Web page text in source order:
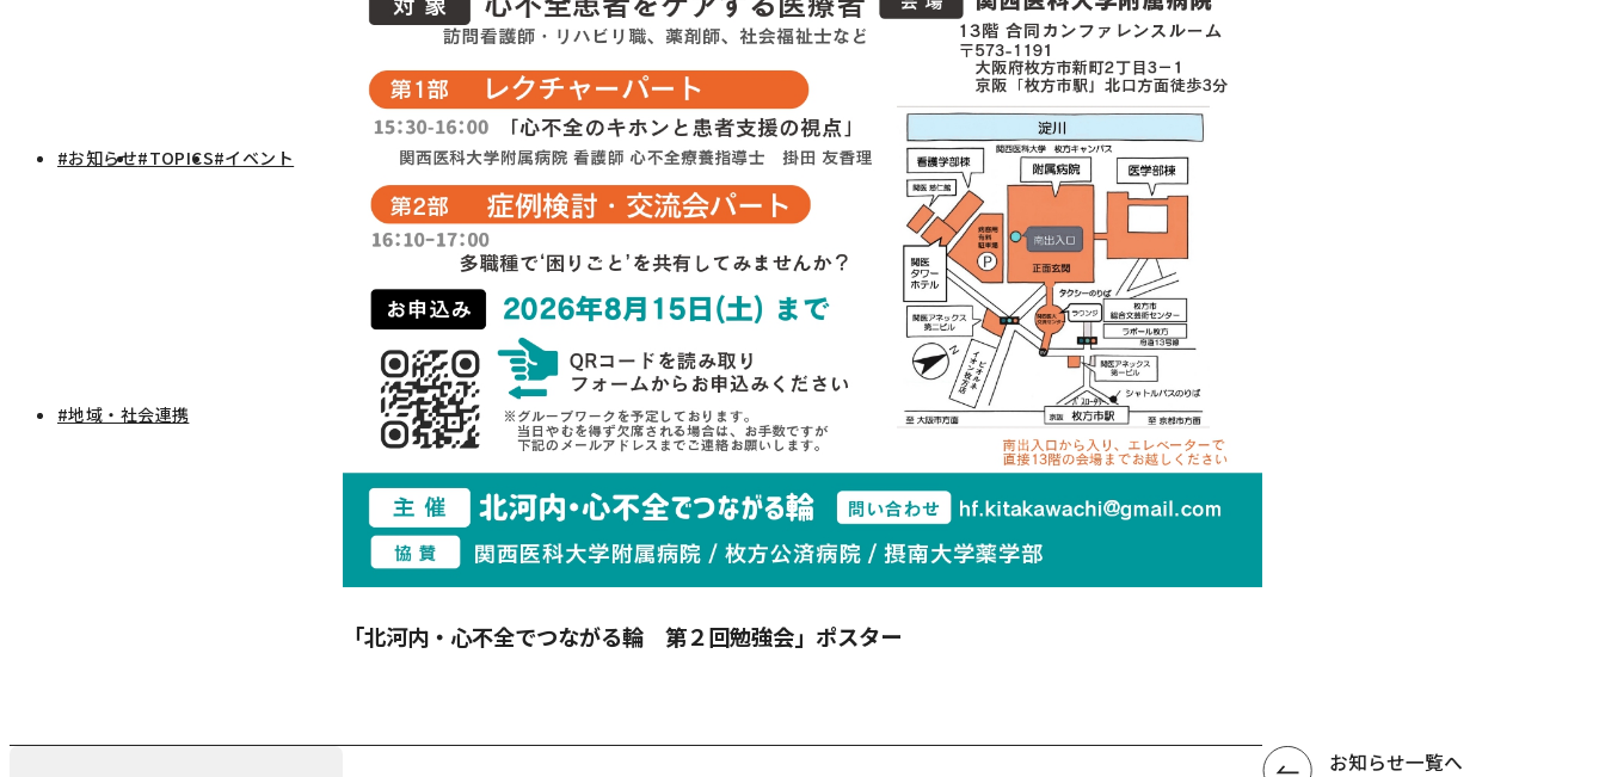
#お知らせ#TOPICS#イベント
#地域・社会連携
「北河内・心不全でつながる輪 第２回勉強会」ポスター
お知らせ一覧へ